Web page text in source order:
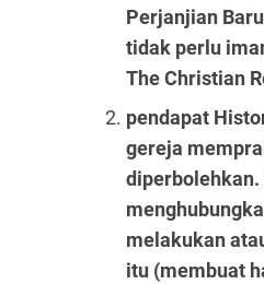
Perjanjian
tidak perlu
The Christian
pendapat
gereja
diperbolehkan.
melakukan
itu (membuat